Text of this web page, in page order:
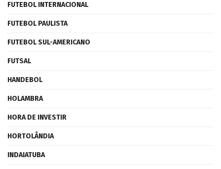
FUTEBOL INTERNACIONAL
FUTEBOL PAULISTA
FUTEBOL SUL-AMERICANO
FUTSAL
HANDEBOL
HOLAMBRA
HORA DE INVESTIR
HORTOLÂNDIA
INDAIATUBA